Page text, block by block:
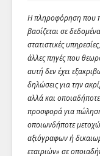
Η πληροφόρηση που
βασίζεται σε
στατιστικές
άλλες πηγές που
αυτή δεν έχει
δηλώσεις για την
αλλά και
προσφορά για
οποιωνδήποτε
αξιόγραφων ή
εταιριών» σε